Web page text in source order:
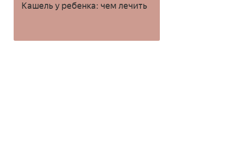
Кашель у ребенка: чем лечить